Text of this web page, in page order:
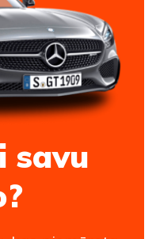
savu